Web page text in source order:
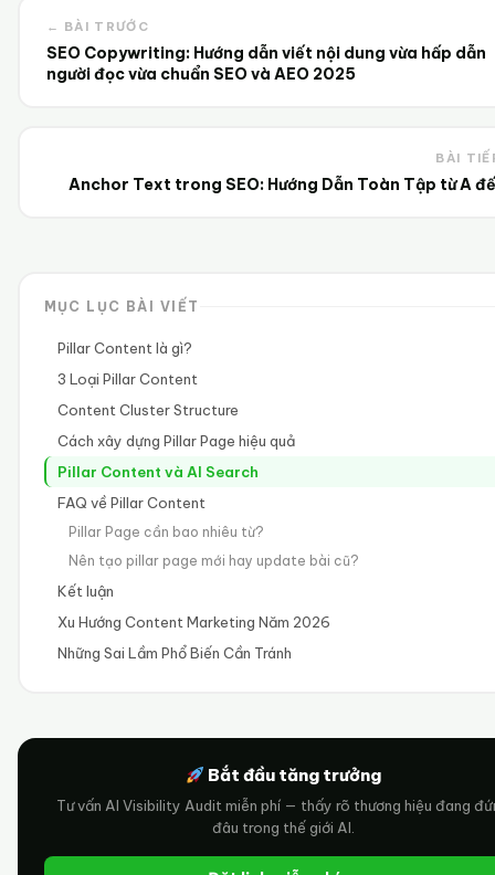
← BÀI TRƯỚC
SEO Copywriting: Hướng dẫn viết nội dung vừa hấp dẫn
người đọc vừa chuẩn SEO và AEO 2025
BÀI
Anchor Text trong SEO: Hướng Dẫn Toàn Tập từ A
MỤC LỤC BÀI VIẾT
Pillar Content là gì?
3 Loại Pillar Content
Content Cluster Structure
Cách xây dựng Pillar Page hiệu quả
Pillar Content và AI Search
FAQ về Pillar Content
Pillar Page cần bao nhiêu từ?
Nên tạo pillar page mới hay update bài cũ?
Kết luận
Xu Hướng Content Marketing Năm 2026
Những Sai Lầm Phổ Biến Cần Tránh
Bắt đầu tăng trưởng
Tư vấn AI Visibility Audit miễn phí — thấy rõ thương hiệu đang
đâu trong thế giới AI.